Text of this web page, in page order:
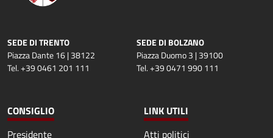
SEDE DI TRENTO
Piazza Dante 16 | 38122
Tel. +39 0461 201 111
SEDE DI BOLZANO
Piazza Duomo 3 | 39100
Tel. +39 0471 990 111
CONSIGLIO
Presidente
LINK UTILI
Atti politici